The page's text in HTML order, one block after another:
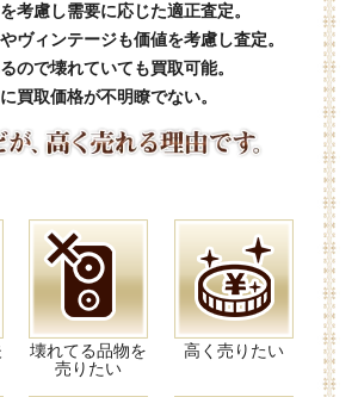
考慮し需要に応じた適正査定。
ヴィンテージも価値を考慮し査定。
ので壊れていても買取可能。
買取価格が不明瞭でない。
壊れてる品物を
売りたい
高く売りたい